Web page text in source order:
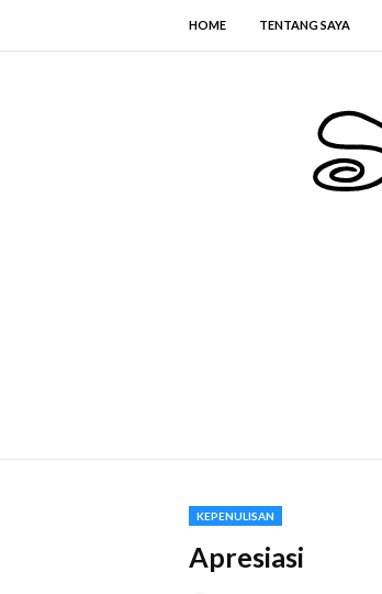
HOME TENTANG SAYA
KEPENULISAN
Apresiasi